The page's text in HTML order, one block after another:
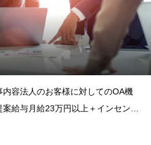
容法人のお客様に対してのOA機
給与月給23万円以上＋インセンテ